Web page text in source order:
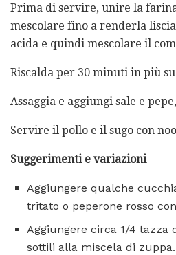
Prima di servire, unire la
mescolare fino a renderla
acida e quindi mescolare il
Riscalda per 30 minuti in più su
Assaggia e aggiungi sale e
Servire il pollo e il sugo con
Suggerimenti e variazioni
Aggiungere qualche
tritato o peperone rosso
Aggiungere circa 1/4 tazza
sottili alla miscela di zuppa.